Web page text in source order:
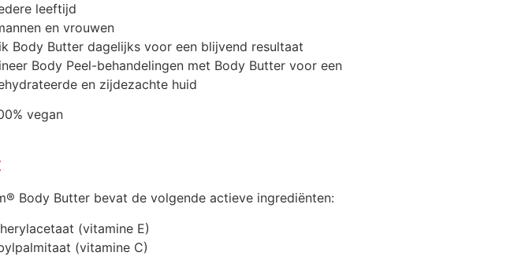
leeftijd
en vrouwen
Body Butter dagelijks voor een blijvend resultaat
Body Peel-behandelingen met Body Butter voor een
en zijdezachte huid
vegan
Body Butter bevat de volgende actieve ingrediënten:
(vitamine E)
(vitamine C)